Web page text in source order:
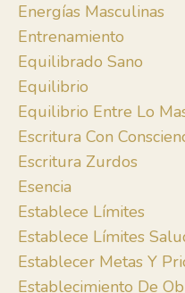
Energías Masculinas
Entrenamiento
Equilibrado Sano
Equilibrio
Equilibrio Entre Lo
Escritura Con
Escritura Zurdos
Esencia
Establece Límites
Establece Límites
Establecer Metas Y
Establecimiento De